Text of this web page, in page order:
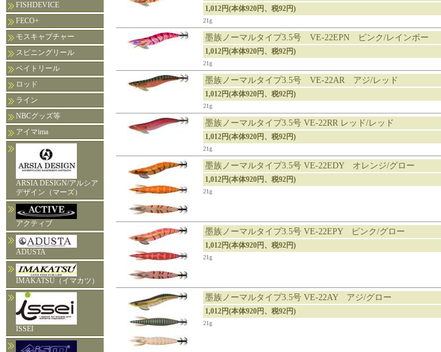
FISHDEVICE
FECO+
モスキャプチャー
スピニングリール
ベイトリール
ロッド
ライン
NBCグッズ等
アイマima
ARSIA DESIGN/アルシア
デザイン（マーズ）
アクティブ
ADUSTA
IMAKATSU（イマカツ）
ISSEI
1,012円(本体920円、税92円)
21g
墨族ノーマルタイプ3.5号 VE-22EPN ピンク/レインボー
1,012円(本体920円、税92円)
21g
墨族ノーマルタイプ3.5号 VE-22AR アジ/レッド
1,012円(本体920円、税92円)
21g
墨族ノーマルタイプ3.5号 VE-22RR レッド/レッド
1,012円(本体920円、税92円)
21g
墨族ノーマルタイプ3.5号 VE-22EDY オレンジ/グロー
1,012円(本体920円、税92円)
21g
墨族ノーマルタイプ3.5号 VE-22EPY ピンク/グロー
1,012円(本体920円、税92円)
21g
墨族ノーマルタイプ3.5号 VE-22AY アジ/グロー
1,012円(本体920円、税92円)
21g